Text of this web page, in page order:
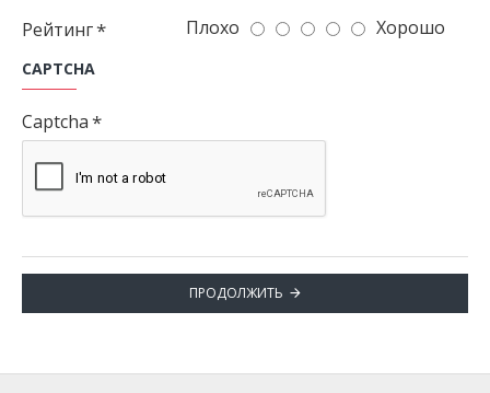
Рейтинг
Плохо Хорошо
CAPTCHA
Captcha
ПРОДОЛЖИТЬ